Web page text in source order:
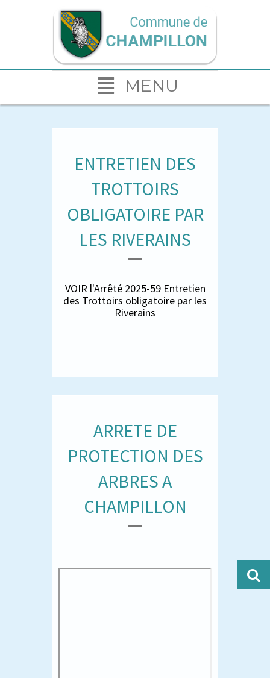
MENU
ENTRETIEN DES
TROTTOIRS
OBLIGATOIRE PAR
LES RIVERAINS
VOIR l'Arrêté 2025-59 Entretien
des Trottoirs obligatoire par les
Riverains
ARRETE DE
PROTECTION DES
ARBRES A
CHAMPILLON